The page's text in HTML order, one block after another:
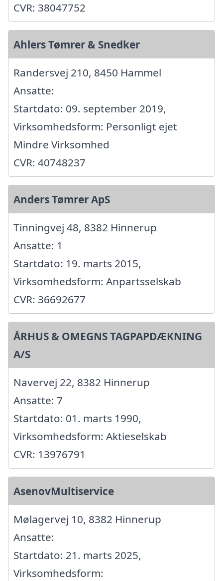
CVR: 38047752
Ahlers Tømrer & Snedker
Randersvej 210, 8450 Hammel
Ansatte:
Startdato: 09. september 2019,
Virksomhedsform: Personligt ejet
Mindre Virksomhed
CVR: 40748237
Anders Tømrer ApS
Tinningvej 48, 8382 Hinnerup
Ansatte: 1
Startdato: 19. marts 2015,
Virksomhedsform: Anpartsselskab
CVR: 36692677
ÅRHUS & OMEGNS TAGPAPDÆKNING
A/S
Navervej 22, 8382 Hinnerup
Ansatte: 7
Startdato: 01. marts 1990,
Virksomhedsform: Aktieselskab
CVR: 13976791
AsenovMultiservice
Mølagervej 10, 8382 Hinnerup
Ansatte:
Startdato: 21. marts 2025,
Virksomhedsform: